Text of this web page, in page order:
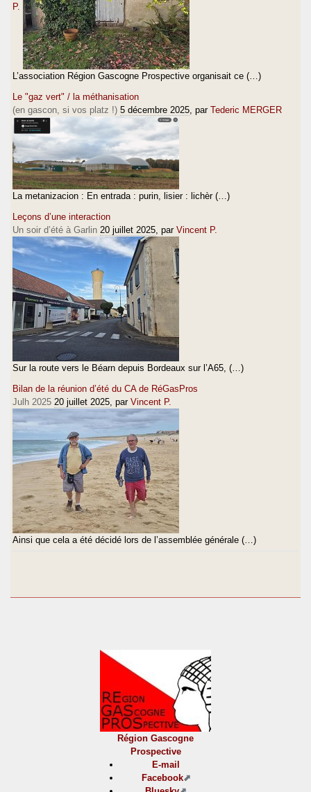
P.
L’association Région Gascogne Prospective organisait ce (…)
Le "gaz vert" / la méthanisation
(en gascon, si vos platz !) 5 décembre 2025 , par Tederic MERGER
La metanizacion : En entrada : purin, lisier : lichèr (…)
Leçons d’une interaction
Un soir d’été à Garlin 20 juillet 2025 , par Vincent P.
Sur la route vers le Béarn depuis Bordeaux sur l’A65, (…)
Bilan de la réunion d’été du CA de RéGasPros
Julh 2025 20 juillet 2025 , par Vincent P.
Ainsi que cela a été décidé lors de l’assemblée générale (…)
Région Gascogne
Prospective
E-mail
Facebook